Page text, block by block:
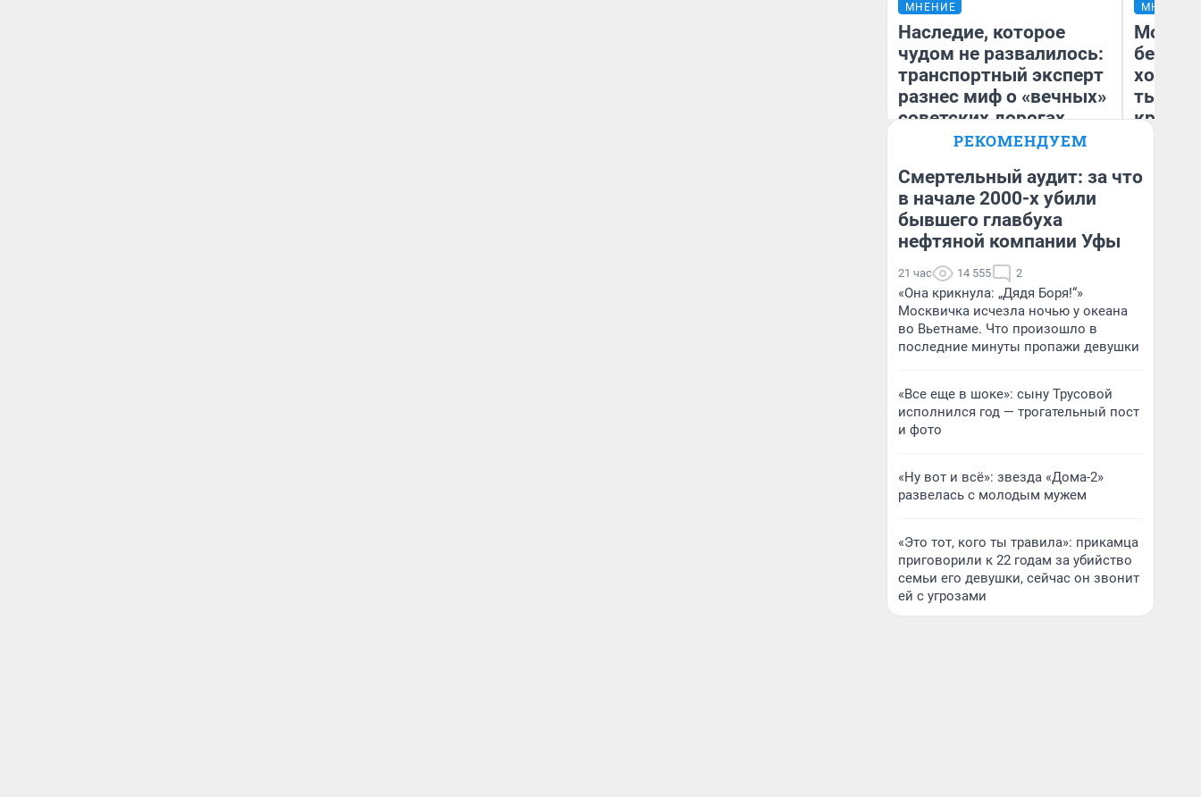
МНЕНИЕ
Наследие, которое
чудом не развалилось:
транспортный эксперт
разнес миф о «вечных»
советских дорогах
Олег Арефьев
Блогер, предприниматель,
владелец в транспортном
бизнесе
МНЕНИЕ
Мой
хотела
тысяч,
РЕКОМЕНДУЕМ
Смертельный аудит: за что
в начале 2000-х убили
бывшего главбуха
нефтяной компании Уфы
21 час 14 555 2
«Она крикнула: „Дядя Боря!“»
Москвичка исчезла ночью у океана
во Вьетнаме. Что произошло в
последние минуты пропажи девушки
«Все еще в шоке»: сыну Трусовой
исполнился год — трогательный пост
и фото
«Ну вот и всё»: звезда «Дома-2»
развелась с молодым мужем
«Это тот, кого ты травила»: прикамца
приговорили к 22 годам за убийство
семьи его девушки, сейчас он звонит
ей с угрозами